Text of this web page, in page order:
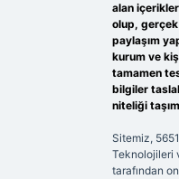
alan
olup,
paylaşım
kurum ve
tamamen
bilgiler
niteliği
Sitemiz,
Teknolojileri
tarafından